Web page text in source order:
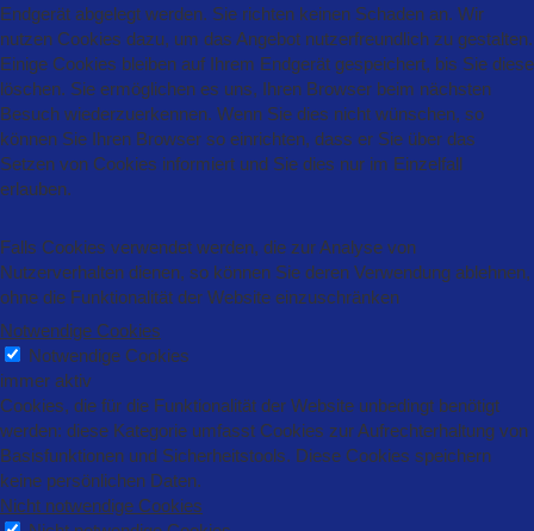
Endgerät abgelegt werden. Sie richten keinen Schaden an. Wir
nutzen Cookies dazu, um das Angebot nutzerfreundlich zu gestalten.
Einige Cookies bleiben auf Ihrem Endgerät gespeichert, bis Sie diese
löschen. Sie ermöglichen es uns, Ihren Browser beim nächsten
Besuch wiederzuerkennen. Wenn Sie dies nicht wünschen, so
können Sie Ihren Browser so einrichten, dass er Sie über das
Setzen von Cookies informiert und Sie dies nur im Einzelfall
erlauben.
Falls Cookies verwendet werden, die zur Analyse von
Nutzerverhalten dienen, so können Sie deren Verwendung ablehnen,
ohne die Funktionalität der Website einzuschränken
Notwendige Cookies
Notwendige Cookies
immer aktiv
Cookies, die für die Funktionalität der Website unbedingt benötigt
werden: diese Kategorie umfasst Cookies zur Aufrechterhaltung von
Basisfunktionen und Sicherheitstools. Diese Cookies speichern
keine persönlichen Daten.
Nicht notwendige Cookies